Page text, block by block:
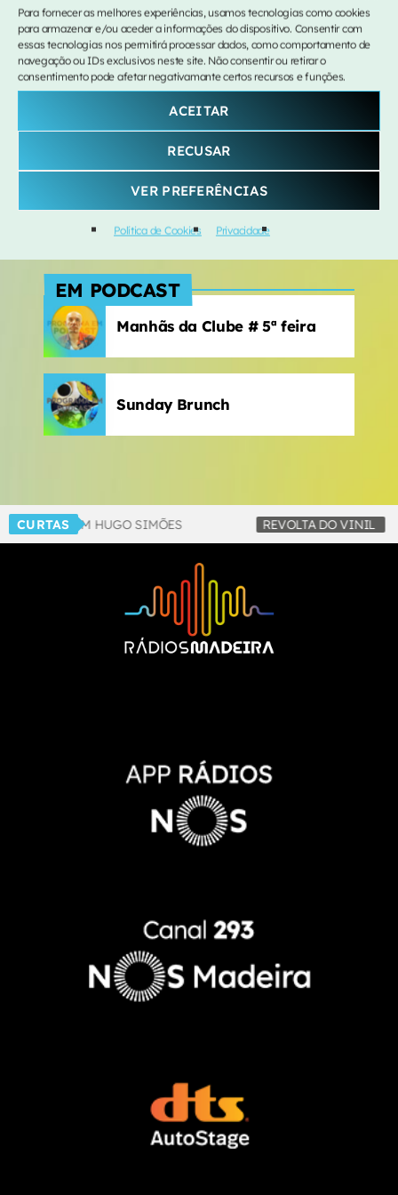
Para fornecer as melhores experiências, usamos tecnologias como cookies
para armazenar e/ou aceder a informações do dispositivo. Consentir com
essas tecnologias nos permitirá processar dados, como comportamento de
navegação ou IDs exclusivos neste site. Não consentir ou retirar o
consentimento pode afetar negativamante certos recursos e funções.
ACEITAR
RECUSAR
VER PREFERÊNCIAS
Política de Cookies Privacidade
4 Material Lover
SIENNA SPIRO add_shopping_cart
Nada A Perder
LISTA COMPLETA
SEGUE-NOS
CONTACTOS
291 213 150
direcao@radiosmadeira.pt
Rua dos E.U.A., nº 148
9000-090 Funchal
EM PODCAST
Manhãs da Clube # 5ª feira
Sunday Brunch
CURTAS
FM, COM HUGO SIMÕES REVOLTA DO VINIL